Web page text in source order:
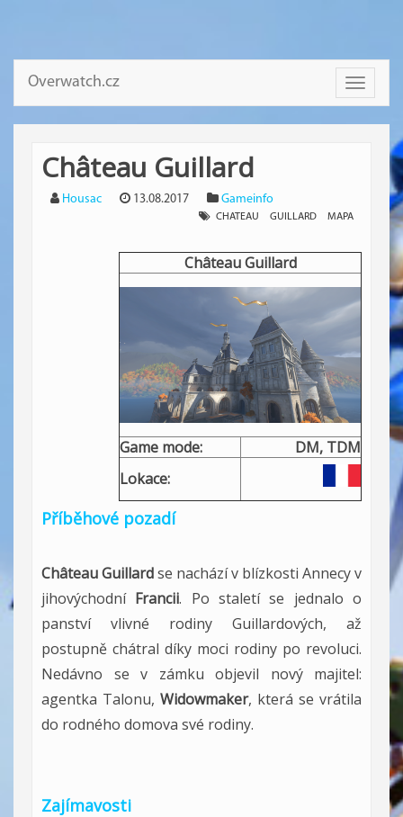
Toggle
Overwatch.cz
Château Guillard
Housac 13.08.2017 Gameinfo
CHATEAU GUILLARD MAPA
Château Guillard
Game mode:
DM, TDM
Lokace:
Příběhové pozadí
Château Guillardse nachází v blízkosti Annecy v
jihovýchodní Francii. Po staletí se jednalo o
panství vlivné rodiny Guillardových, až
postupně chátral díky moci rodiny po revoluci.
Nedávno se v zámku objevil nový majitel:
agentka Talonu, Widowmaker, která se vrátila
do rodného domova své rodiny.
Zajímavosti